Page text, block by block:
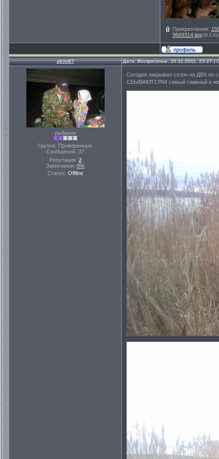
Прикрепления:
9669314.jpg(39.2
akim67 Дата: Воскресенье, 20.11.2011, 23:27
рыбачок
Группа: Проверенные
Сообщений: 37
Репутация: 2
Замечания: 0%
Статус: Offline
Сегодня закрывал сезон на ДВХ по
СБЫВАЮТСЯ!И самый главный и